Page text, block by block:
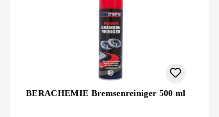
BERACHEMIE Bremsenreiniger 500 ml